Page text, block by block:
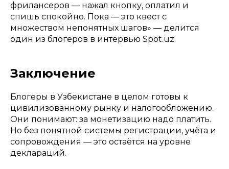
фрилансеров — нажал кнопку, оплатил и
спишь спокойно. Пока — это квест с
множеством непонятных шагов» — делится
один из блогеров в интервью Spot.uz.
Заключение
Блогеры в Узбекистане в целом готовы к
цивилизованному рынку и налогообложению.
Они понимают: за монетизацию надо платить.
Но без понятной системы регистрации, учёта и
сопровождения — это остаётся на уровне
деклараций.